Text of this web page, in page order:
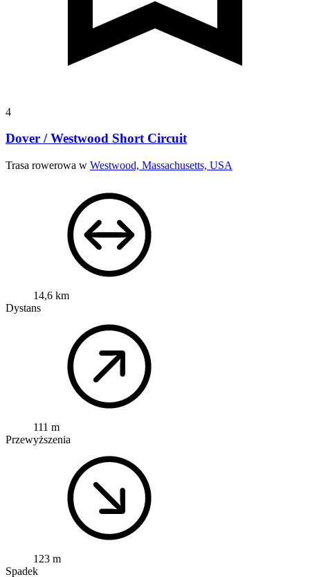
4
Dover / Westwood Short Circuit
Trasa rowerowa w Westwood, Massachusetts, USA
14,6 km
Dystans
111 m
Przewyższenia
123 m
Spadek